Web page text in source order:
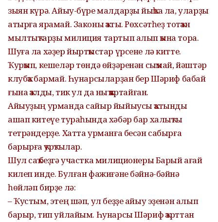
зыян күрә. Айыу-бүре малдарҙы йыҡһа ла, уларҙы
атырға ярамай. Законы ҡаты. Рөхсәтһеҙ тотҡан
мылтыҡтарҙы милиция тартып алып ҡына тора.
Шуға ла хәҙер йыртҡыстар үрсене лә китте.
Ҡурҡып, кешеләр төндә өйҙәренән сыҡмай, йәштәр
клубҡа бармай. Һунарсыларҙан бер Шәриф бабай
ғына ҡалды, тик ул да ныҡ ҡартайған.
Айыуҙың урманда сайыр йыйыусы ҡатынды
ашап китеүе тураһында хәбәр бар халыҡты
тетрәндерҙе. Хатта урманға бесән сабырға
барырға ҡурҡтылар.
Шул саҡ беҙгә участка милиционеры Барый ағай
килеп инде. Булған фажиғәне бәйнә-бәйнә
һөйләп бирҙе лә:
– Ҡустым, этең шәп, ул беҙҙе айыу эҙенән алып
барыр, тип уйлайым. Һунарсы Шәриф ҡарттан